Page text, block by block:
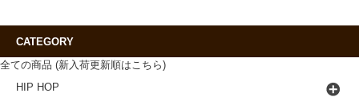
CATEGORY
全ての商品 (新入荷更新順はこちら)
HIP HOP